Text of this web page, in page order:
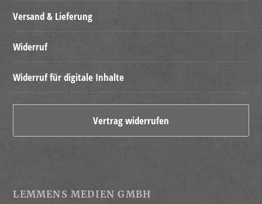
Versand & Lieferung
Widerruf
Widerruf für digitale Inhalte
Vertrag widerrufen
LEMMENS MEDIEN GMBH